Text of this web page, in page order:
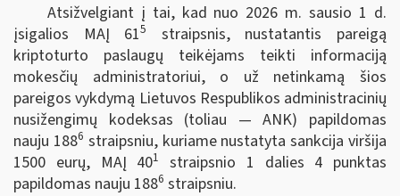
Atsižvelgiant į tai, kad nuo 2026 m. sausio 1 d.
įsigalios MAĮ 615
straipsnis, nustatantis pareigą
kriptoturto paslaugų teikėjams teikti informaciją
mokesčių administratoriui, o už netinkamą šios
pareigos vykdymą Lietuvos Respublikos administracinių
nusižengimų kodeksas (toliau — ANK) papildomas
nauju 1886 straipsniu, kuriame nustatyta sankcija viršija
1500 eurų, MAĮ 401
straipsnio 1 dalies 4 punktas
papildomas nauju 1886 straipsniu.